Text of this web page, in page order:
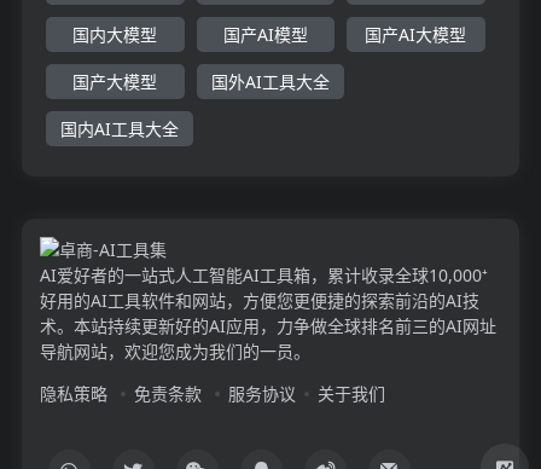
国内大模型 国产AI模型 国产AI大模型
国产大模型 国外AI工具大全
国内AI工具大全
AI爱好者的一站式人工智能AI工具箱，累计收录全球10,000⁺
好用的AI工具软件和网站，方便您更便捷的探索前沿的AI技
术。本站持续更新好的AI应用，力争做全球排名前三的AI网址
导航网站，欢迎您成为我们的一员。
隐私策略
免责条款 服务协议 关于我们